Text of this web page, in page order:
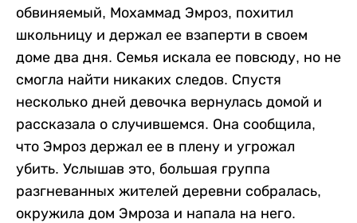
обвиняемый, Мохаммад Эмроз, похитил
школьницу и держал ее взаперти в своем
доме два дня. Семья искала ее повсюду, но не
смогла найти никаких следов. Спустя
несколько дней девочка вернулась домой и
рассказала о случившемся. Она сообщила,
что Эмроз держал ее в плену и угрожал
убить. Услышав это, большая группа
разгневанных жителей деревни собралась,
окружила дом Эмроза и напала на него.